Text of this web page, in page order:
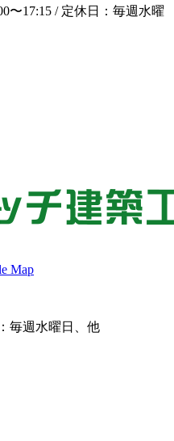
〜17:15 / 定休日：毎週水曜
Map
毎週水曜日、他